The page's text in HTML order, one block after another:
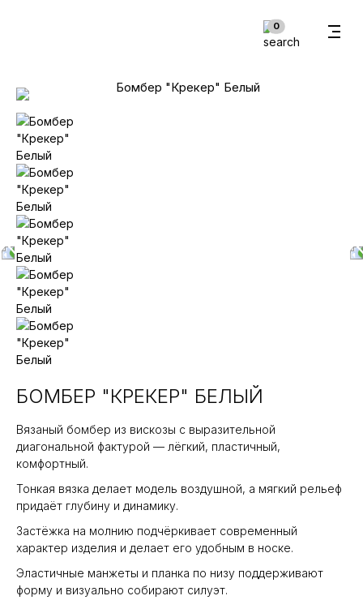
0В корзину
БОМБЕР "КРЕКЕР" БЕЛЫЙ
Вязаный бомбер из вискозы с выразительной
диагональной фактурой — лёгкий, пластичный,
комфортный.
Тонкая вязка делает модель воздушной, а мягкий рельеф
придаёт глубину и динамику.
Застёжка на молнию подчёркивает современный
характер изделия и делает его удобным в носке.
Эластичные манжеты и планка по низу поддерживают
форму и визуально собирают силуэт.